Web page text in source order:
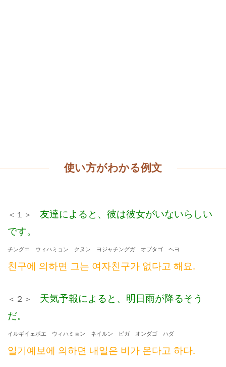
使い方がわかる例文
＜１＞ 友達によると、彼は彼女がいないらしい
です。
チングエ ウィハミョン クヌン ヨジャチングガ オプタゴ ヘヨ
친구에 의하면 그는 여자친구가 없다고 해요.
＜２＞ 天気予報によると、明日雨が降るそう
だ。
イルギイェボエ ウィハミョン ネイルン ピガ オンダゴ ハダ
일기예보에 의하면 내일은 비가 온다고 하다.